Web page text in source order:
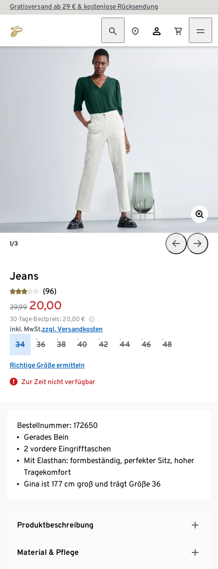
Gratisversand ab 29 € & kostenlose Rücksendung
Jeans
(96)
39,99 20,00
30-Tage-Bestpreis: 20,00 €
inkl. MwSt.zzgl. Versandkosten
34 36 38 40 42 44 46 48
Richtige Größe ermitteln
Zur Zeit nicht verfügbar
1/3
Bestellnummer: 172650
Gerades Bein
2 vordere Eingrifftaschen
Mit Elasthan: formbeständig, perfekter Sitz, hoher
Tragekomfort
Gina ist 177 cm groß und trägt Größe 36
Produktbeschreibung
Material & Pflege